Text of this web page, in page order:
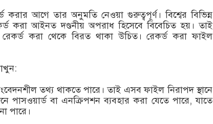
আগে তার অনুমতি নেওয়া গুরুত্বপূর্ণ। বিশ্বের বিভিন্ন
করা আইনত দণ্ডনীয় অপরাধ হিসেবে বিবেচিত হয়। তাই
করা থেকে বিরত থাকা উচিত। রেকর্ড করা ফাইল
তথ্য থাকতে পারে। তাই এসব ফাইল নিরাপদ স্থানে
পাসওয়ার্ড বা এনক্রিপশন ব্যবহার করা যেতে পারে, যাতে
পারে।